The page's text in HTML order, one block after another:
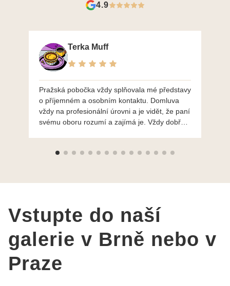
4.9
Terka Muff
Pražská pobočka vždy splňovala mé představy
o příjemném a osobním kontaktu. Domluva
vždy na profesionální úrovni a je vidět, že paní
svému oboru rozumí a zajímá je. Vždy dobře a
výběru, jak už bylo napsáno - na požádání
Vstupte do naší
galerie v Brně nebo v
Praze